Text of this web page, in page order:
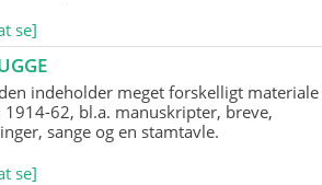
se]
indeholder meget forskelligt
1914-62, bl.a. manuskripter, breve,
sange og en stamtavle.
se]